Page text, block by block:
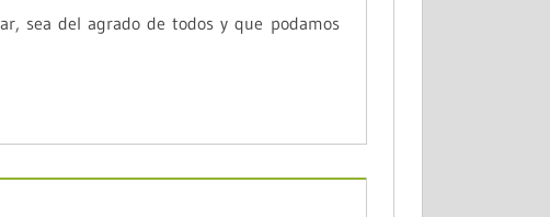
sea del agrado de todos y que podamos